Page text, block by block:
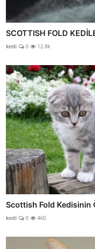
SCOTTISH FOLD
kedi 0 12.8k
Scottish Fold Kedisinin
kedi 0 460